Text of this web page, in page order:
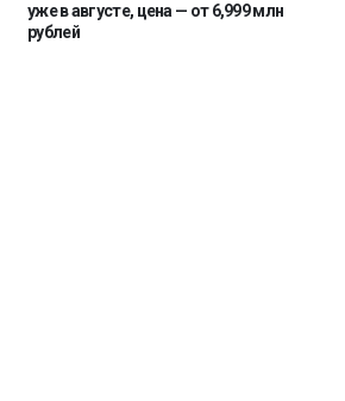
уже в августе, цена — от 6,999 млн
рублей